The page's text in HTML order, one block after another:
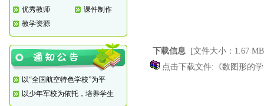
优秀教师
课件制作
教学资源
以“全国航空特色学校”为平
以少年军校为依托，培养学生
下载信息[文件大小：1.67
点击下载文件:《数图形的